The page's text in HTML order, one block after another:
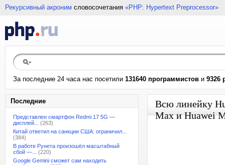
Рекурсивный акроним словосочетания «PHP: Hypertext Preprocessor»
За последние 24 часа нас посетили 131640 программистов и 9326
Последние
Представлен смартфон Redmi 17 5G —
дисплей...
(263)
Китай ответил на санкции США: ограничил...
(384)
В работе Рунета произошёл масштабный
сбой —...
(220)
Google Gemini сможет сам находить
Всю линейку
Max и Huawei